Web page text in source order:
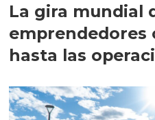
La gira mundial
emprendedores
hasta las